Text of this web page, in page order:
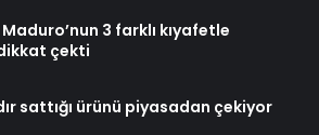
Maduro’nun 3 farklı kıyafetle
çekti
sattığı ürünü piyasadan çekiyor